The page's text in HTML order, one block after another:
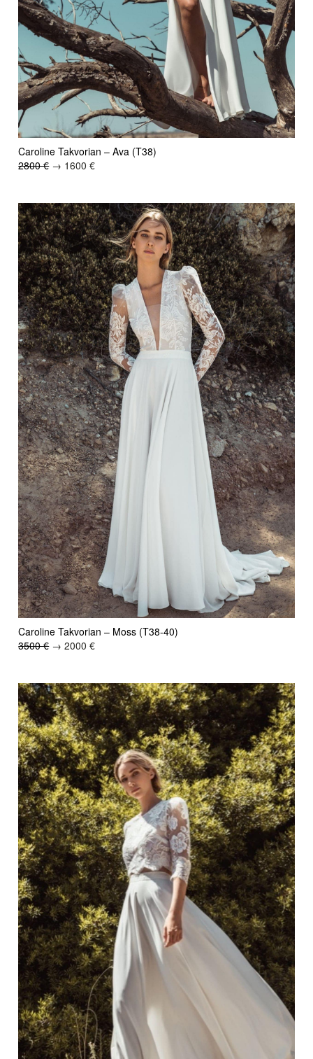
Caroline Takvorian – Ava (T38)
2800 € → 1600 €
Caroline Takvorian – Moss (T38-40)
3500 € → 2000 €